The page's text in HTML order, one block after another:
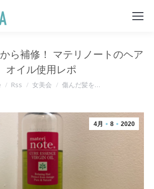
ら補修！ マテリノートのヘア
オイル使用レポ
here:
Rss 女美会 傷んだ髪を…
4月 8 2020